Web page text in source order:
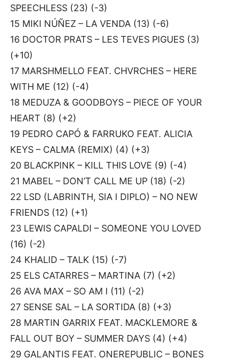
SPEECHLESS (23) (-3)
15 MIKI NÚÑEZ – LA VENDA (13) (-6)
16 DOCTOR PRATS – LES TEVES PIGUES (3)
(+10)
17 MARSHMELLO FEAT. CHVRCHES – HERE
WITH ME (12) (-4)
18 MEDUZA & GOODBOYS – PIECE OF YOUR
HEART (8) (+2)
19 PEDRO CAPÓ & FARRUKO FEAT. ALICIA
KEYS – CALMA (REMIX) (4) (+3)
20 BLACKPINK – KILL THIS LOVE (9) (-4)
21 MABEL – DON’T CALL ME UP (18) (-2)
22 LSD (LABRINTH, SIA I DIPLO) – NO NEW
FRIENDS (12) (+1)
23 LEWIS CAPALDI – SOMEONE YOU LOVED
(16) (-2)
24 KHALID – TALK (15) (-7)
25 ELS CATARRES – MARTINA (7) (+2)
26 AVA MAX – SO AM I (11) (-2)
27 SENSE SAL – LA SORTIDA (8) (+3)
28 MARTIN GARRIX FEAT. MACKLEMORE &
FALL OUT BOY – SUMMER DAYS (4) (+4)
29 GALANTIS FEAT. ONEREPUBLIC – BONES